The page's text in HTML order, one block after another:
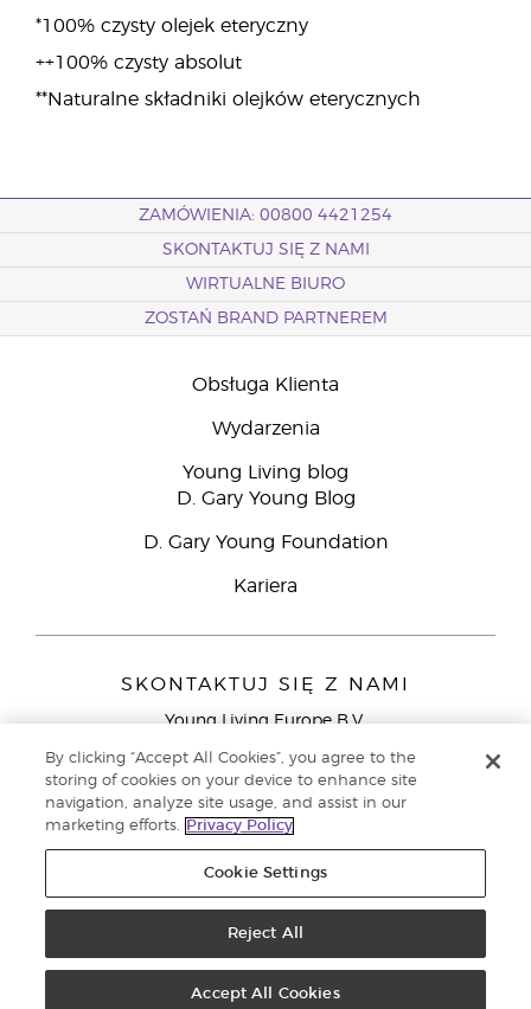
*100% czysty olejek eteryczny
++100% czysty absolut
**Naturalne składniki olejków eterycznych
ZAMÓWIENIA: 00800 4421254
SKONTAKTUJ SIĘ Z NAMI
WIRTUALNE BIURO
ZOSTAŃ BRAND PARTNEREM
Obsługa Klienta
Wydarzenia
Young Living blog
D. Gary Young Blog
D. Gary Young Foundation
Kariera
SKONTAKTUJ SIĘ Z NAMI
Young Living Europe B.V.
9727 AJ Groningen
Young Living Europe Ltd - Europejska siedziba
główna:+44 (0) 20 3935 9000
zastrzeżone. |Polityka prywatności
By clicking “Accept All Cookies”, you agree to the
storing of cookies on your device to enhance site
navigation, analyze site usage, and assist in our
marketing efforts.
Privacy Policy
Cookie Settings
Reject All
Accept All Cookies